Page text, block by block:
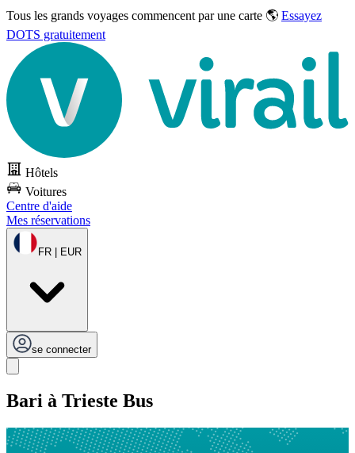
Tous les grands voyages commencent par une carte 🌎 Essayez
DOTS gratuitement
Hôtels
Voitures
Centre d'aide
Mes réservations
FR | EUR
se connecter
Bari à Trieste Bus